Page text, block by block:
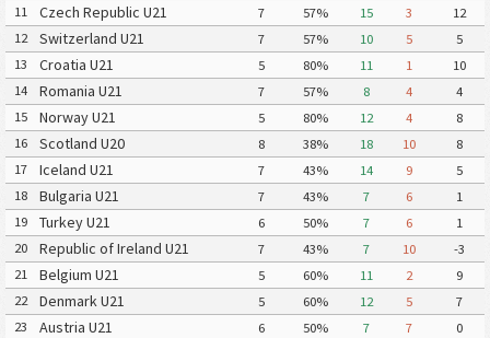
11
Czech Republic U21 7 57% 15 3
12
12
Switzerland U21 7 57% 10 5
5
13
Croatia U21 5 80% 11 1
10
14
Romania U21 7 57% 8 4
4
15
Norway U21 5 80% 12 4
8
16
Scotland U20 8 38% 18 10
8
17
Iceland U21 7 43% 14 9
5
18
Bulgaria U21 7 43% 7 6
1
19
Turkey U21 6 50% 7 6
1
20
Republic of Ireland U21 7 43% 7 10
-3
21
Belgium U21 5 60% 11 2
9
22
Denmark U21 5 60% 12 5
7
23
Austria U21 6 50% 7 7
0